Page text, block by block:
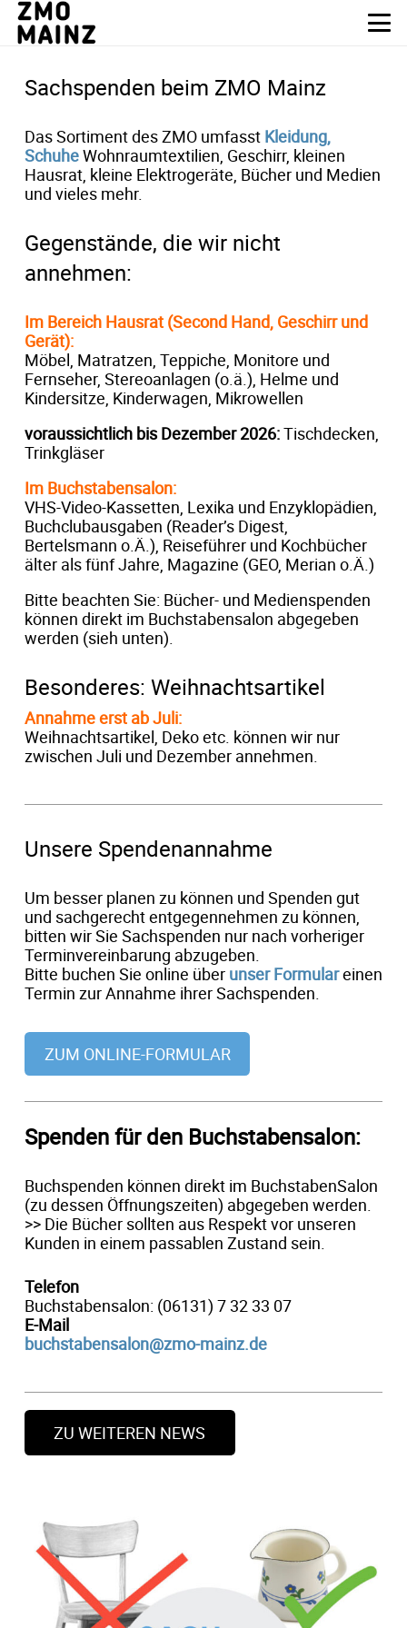
Sachspenden beim ZMO Mainz
Das Sortiment des ZMO umfasst Kleidung,
SchuheWohnraumtextilien, Geschirr, kleinen
Hausrat, kleine Elektrogeräte, Bücher und Medien
und vieles mehr.
Gegenstände, die wir nicht
annehmen:
Im Bereich Hausrat (Second Hand, Geschirr und
Gerät):
Möbel, Matratzen, Teppiche, Monitore und
Fernseher, Stereoanlagen (o.ä.), Helme und
Kindersitze, Kinderwagen, Mikrowellen
voraussichtlich bis Dezember 2026:Tischdecken,
Trinkgläser
Im Buchstabensalon:
VHS-Video-Kassetten, Lexika und Enzyklopädien,
Buchclubausgaben (Reader’s Digest,
Bertelsmann o.Ä.), Reiseführer und Kochbücher
älter als fünf Jahre, Magazine (GEO, Merian o.Ä.)
Bitte beachten Sie: Bücher- und Medienspenden
können direkt im Buchstabensalon abgegeben
werden (sieh unten).
Besonderes: Weihnachtsartikel
Annahme erst ab Juli:
Weihnachtsartikel, Deko etc. können wir nur
zwischen Juli und Dezember annehmen.
Unsere Spendenannahme
Um besser planen zu können und Spenden gut
und sachgerecht entgegennehmen zu können,
bitten wir Sie Sachspenden nur nach vorheriger
Terminvereinbarung abzugeben.
Bitte buchen Sie online über unser Formulareinen
Termin zur Annahme ihrer Sachspenden.
ZUM ONLINE-FORMULAR
Spenden für den Buchstabensalon:
Buchspenden können direkt im BuchstabenSalon
(zu dessen Öffnungszeiten) abgegeben werden.
>> Die Bücher sollten aus Respekt vor unseren
Kunden in einem passablen Zustand sein.
Telefon
Buchstabensalon: (06131) 7 32 33 07
E-Mail
buchstabensalon@zmo-mainz.de
ZU WEITEREN NEWS